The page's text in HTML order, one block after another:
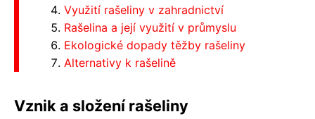
Využití rašeliny v zahradnictví
Rašelina a její využití v průmyslu
Ekologické dopady těžby rašeliny
Alternativy k rašelině
Vznik a složení rašeliny